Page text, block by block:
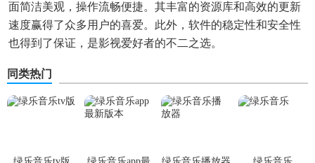
面简洁美观，操作流畅便捷。其丰富的资源库和高效的更新
速度赢得了众多用户的喜爱。此外，软件的稳定性和安全性
也得到了保证，是影视爱好者的不二之选。
同类热门